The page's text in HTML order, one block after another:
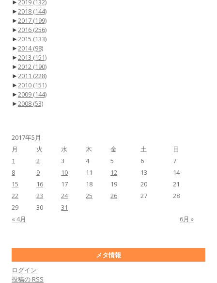
►2019 (132)
►2018 (144)
►2017 (199)
►2016 (256)
►2015 (133)
►2014(98)
►2013 (151)
►2012 (190)
►2011 (228)
►2010 (151)
►2009 (144)
►2008 (53)
2017年5月
月
火 水 木 金 土 日
« 4月 6月 »
1 2 3 4 5 6
7
8
9 10 11 12 13
14
15
16 17 18 19 20
21
22
23 24 25 26 27
28
29
30 31
メタ情報
ログイン
投稿の RSS